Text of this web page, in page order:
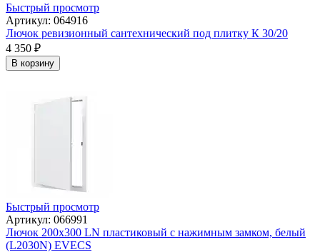
Быстрый просмотр
Артикул: 064916
Лючок ревизионный сантехнический под плитку К 30/20
4 350 ₽
В корзину
Быстрый просмотр
Артикул: 066991
Лючок 200х300 LN пластиковый с нажимным замком, белый
(L2030N) EVECS